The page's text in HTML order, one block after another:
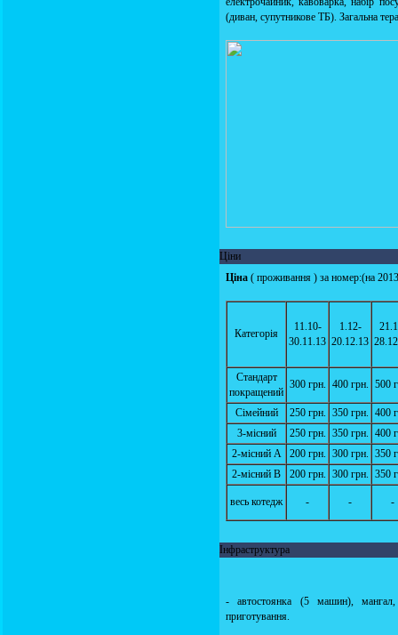
(диван, супутникове ТБ). Загальна
Ціни
Ціна ( проживання ) за номер:(на
Категорія
11.10-
30.11.13
1.12-
20.12.13
Стандарт
покращений
300 грн. 400 грн. 500
Сімейний 250 грн. 350 грн. 400
3-місний
250 грн. 350 грн. 400
2-місний А
200 грн. 300 грн. 350
2-місний В
200 грн. 300 грн. 350
весь котедж - - -
Інфраструктура
- автостоянка (5 машин), мангал,
приготування.